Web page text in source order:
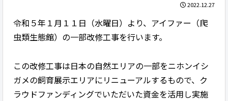
2022.12.27
令和５年１月１１日（水曜日）より、アイファー（爬
虫類生態館）の一部改修工事を行います。
この改修工事は日本の自然エリアの一部をニホンイシ
ガメの飼育展示エリアにリニューアルするもので、ク
ラウドファンディングでいただいた資金を活用し実施